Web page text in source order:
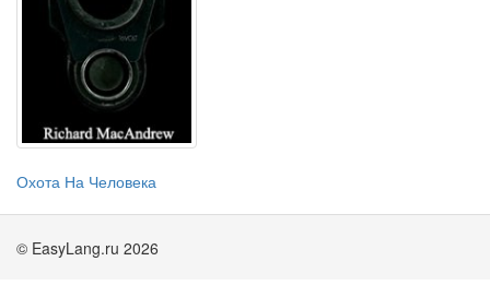
Охота На Человека
© EasyLang.ru 2026